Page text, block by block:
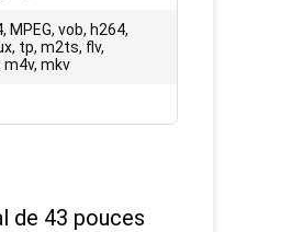
MPEG, vob, h264,
tp, m2ts, flv,
mkv
de 43 pouces